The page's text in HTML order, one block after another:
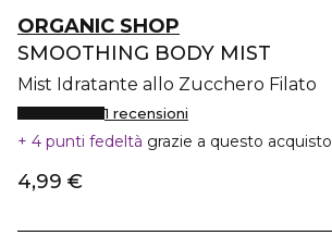
ORGANIC SHOP
SMOOTHING BODY MIST
Mist Idratante allo Zucchero Filato
1 recensioni
4 punti fedeltà grazie a questo acquisto
4,99 €